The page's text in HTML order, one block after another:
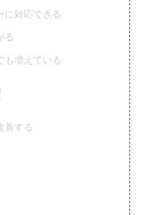
に対応できる
る
も増えている
善する